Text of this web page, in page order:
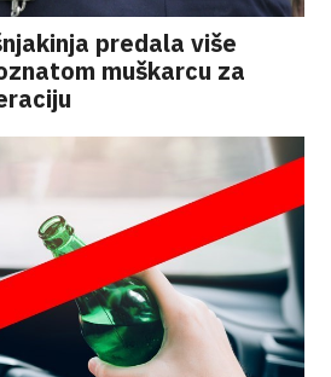
predala više
muškarcu za